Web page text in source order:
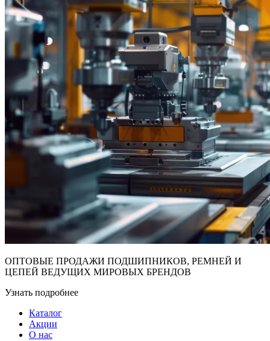
ОПТОВЫЕ ПРОДАЖИ ПОДШИПНИКОВ, РЕМНЕЙ И
ЦЕПЕЙ ВЕДУЩИХ МИРОВЫХ БРЕНДОВ
Узнать подробнее
Каталог
Акции
О нас